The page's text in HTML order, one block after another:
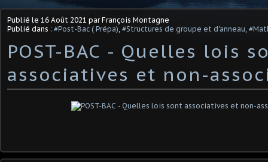
Publié le 16 Août 2021 par François Montagne
Publié dans : #Post-Bac ( Prépa) #Structures de groupe et d'anneau
POST-BAC - Quelles lois
associatives et non-